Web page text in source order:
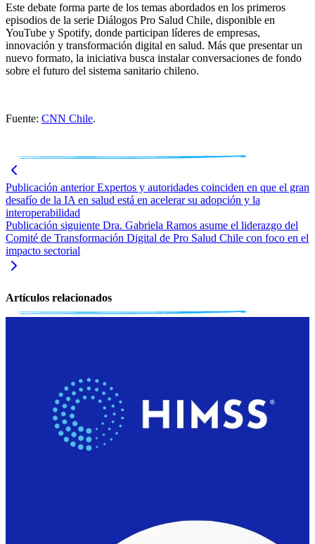
Este debate forma parte de los temas abordados en los primeros
episodios de la serie Diálogos Pro Salud Chile, disponible en
YouTube y Spotify, donde participan líderes de empresas,
innovación y transformación digital en salud. Más que presentar un
nuevo formato, la iniciativa busca instalar conversaciones de fondo
sobre el futuro del sistema sanitario chileno.
Fuente: CNN Chile.
Publicación anterior Expertos y autoridades coinciden en que el gran
desafío de la IA en salud está en acelerar su adopción y la
interoperabilidad
Publicación siguiente Dra. Gabriela Ramos asume el liderazgo del
Comité de Transformación Digital de Pro Salud Chile con foco en el
impacto sectorial
Artículos relacionados